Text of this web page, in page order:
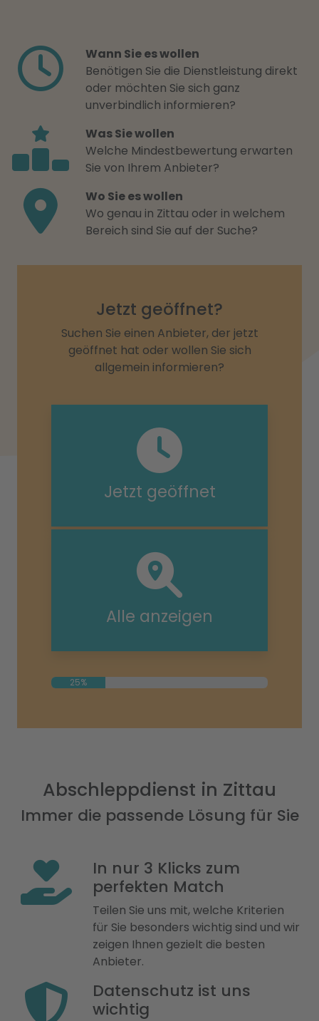
Wann Sie es wollen
Benötigen Sie die Dienstleistung direkt
oder möchten Sie sich ganz
unverbindlich informieren?
Was Sie wollen
Welche Mindestbewertung erwarten
Sie von Ihrem Anbieter?
Wo Sie es wollen
Wo genau in Zittau oder in welchem
Bereich sind Sie auf der Suche?
Jetzt geöffnet?
Suchen Sie einen Anbieter, der jetzt
geöffnet hat oder wollen Sie sich
allgemein informieren?
Jetzt geöffnet
Alle anzeigen
25%
Abschleppdienst in Zittau
Immer die passende Lösung für Sie
In nur 3 Klicks zum
perfekten Match
Teilen Sie uns mit, welche Kriterien
für Sie besonders wichtig sind und wir
zeigen Ihnen gezielt die besten
Anbieter.
Datenschutz ist uns
wichtig